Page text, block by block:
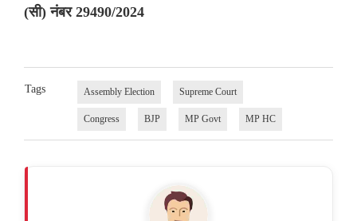
(सी) नंबर 29490/2024
Tags Assembly Election Supreme Court
Congress BJP MP Govt MP HC